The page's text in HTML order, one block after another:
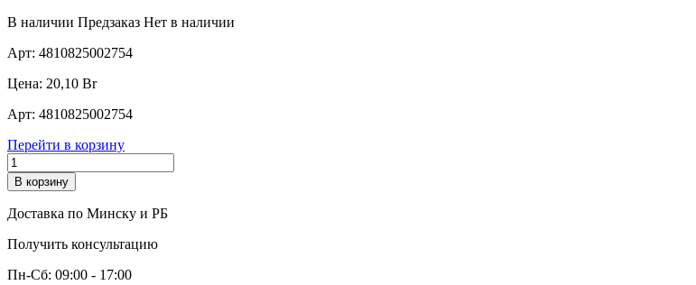
В наличии Предзаказ Нет в наличии
Арт: 4810825002754
Цена: 20,10 Br
Арт: 4810825002754
Перейти в корзину
В корзину
Доставка по Минску и РБ
Получить консультацию
Пн-Сб: 09:00 - 17:00